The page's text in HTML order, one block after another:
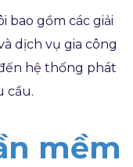
bao gồm các giải
dịch vụ gia công
hệ thống phát
cầu.
mềm